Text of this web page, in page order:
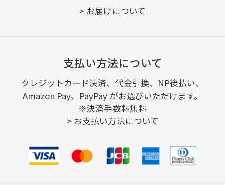
> お届けについて
支払い方法について
クレジットカード決済、代金引換、NP後払い、
Amazon Pay、PayPay がお選びいただけます。
※決済手数料無料
> お支払い方法について